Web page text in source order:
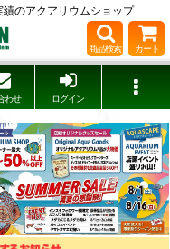
のアクアリウムショップ
商品検索 カート
わせ ログイン